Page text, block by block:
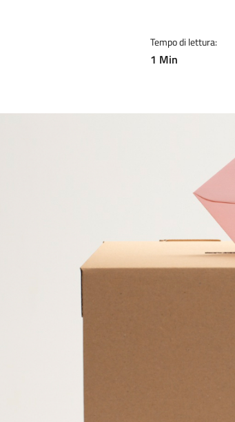
Tempo di lettura:
1 Min